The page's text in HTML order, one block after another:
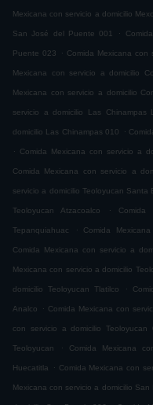
Mexicana con servicio a domicilio
San José del Puente 001 .
Puente 023 . Comida Mexicana con
Mexicana con servicio a domicilio
Mexicana con servicio a domicilio
servicio a domicilio Las Chinampas
domicilio Las Chinampas 010 .
.
Comida Mexicana con servicio a
Comida Mexicana con servicio a
servicio a domicilio Teoloyucan Santa
Teoloyucan Atzacoalco . Comida
Tepanquiahuac . Comida
Comida Mexicana con servicio a
Mexicana con servicio a domicilio
domicilio Teoloyucan Tlatilco .
Analco . Comida Mexicana con
con servicio a domicilio Teoloyucan
Teoloyucan . Comida Mexicana
Huecatitla . Comida Mexicana con
Mexicana con servicio a domicilio San